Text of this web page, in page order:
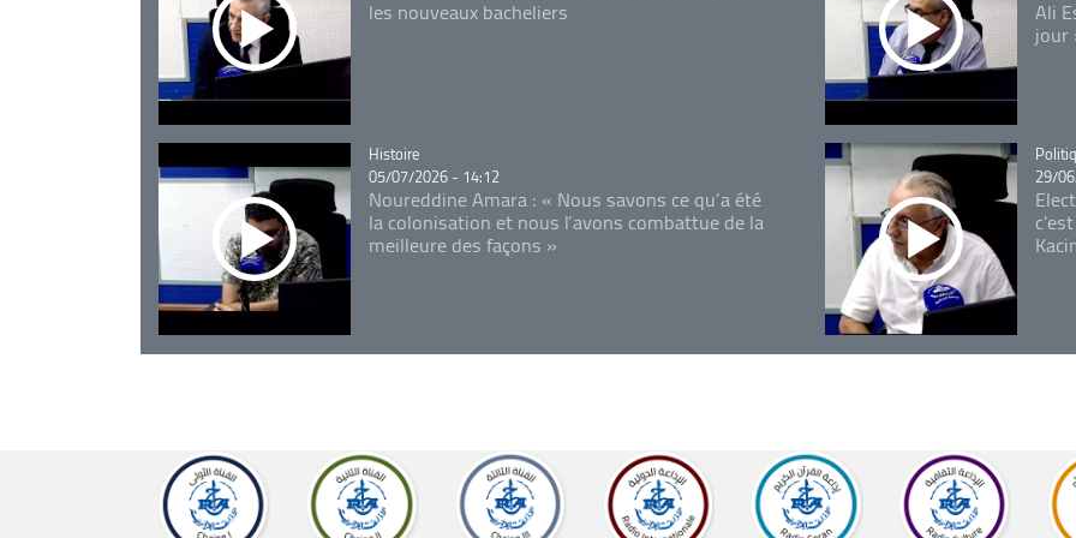
les nouveaux bacheliers Ali
jour
Catégorie
Histoire
05/07/2026 - 14:12
Noureddine Amara : « Nous savons ce qu’a été
la colonisation et nous l’avons combattue de la
meilleure des façons »
29/